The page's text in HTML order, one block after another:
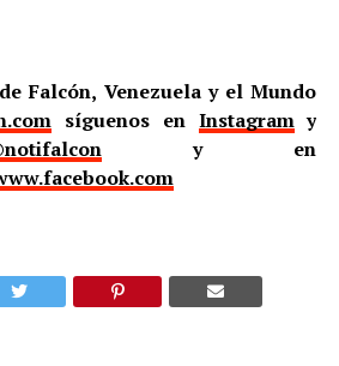
Falcón, Venezuela y el Mundo
síguenos en Instagramy
y en